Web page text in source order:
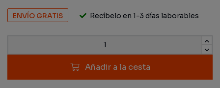
ENVÍO GRATIS Recíbelo en 1-3 días laborables
Añadir a la cesta